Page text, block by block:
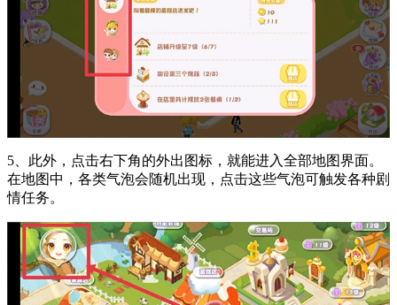
5、此外，点击右下角的外出图标，就能进入全部地图界面。
在地图中，各类气泡会随机出现，点击这些气泡可触发各种剧
情任务。